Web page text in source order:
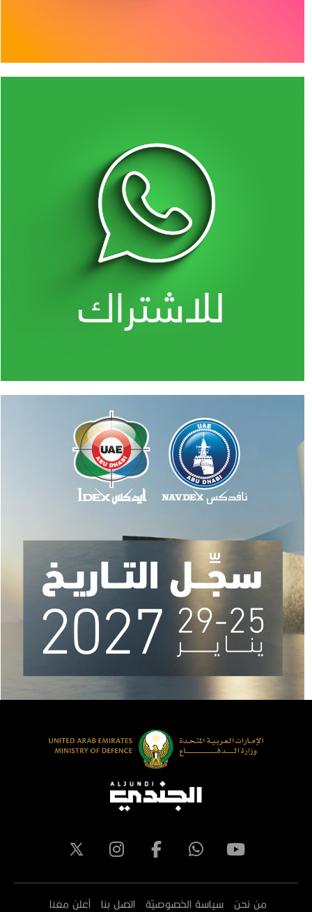
من نحن سياسة الخصوصيّة اتصل بنا أعلن معنا